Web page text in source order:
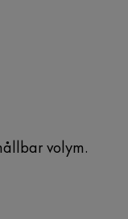
volym.